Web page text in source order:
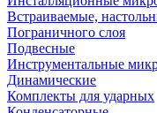
Встраиваемые,
Пограничного слоя
Подвесные
Инструментальные
Динамические
Комплекты для ударных